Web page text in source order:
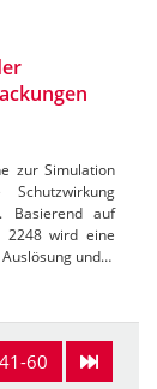
zur Simulation
Basierend auf
2248 wird eine
und…
41-60